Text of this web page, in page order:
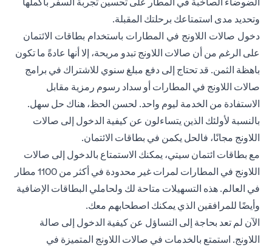
وتحديد مدى استمتاعك برحلتك المقبلة.
دخول صالات اللاونج في المطارات باستخدام بطاقات الائتمان
على الرغم من أن صالات اللاونج تبدو مريحة، إلا أنها عادةً ما تكون
باهظة الثمن. قد تحتاج إلى دفع مبلغ سنوي للاشتراك في برامج
صالات اللاونج في المطارات أو سداد رسوم رمزية مقابل
الاستفادة من الخدمة ليوم واحد. لحسن الحظ، هناك حل سهل.
بالنسبة لأولئك الذين يتساءلون عن كيفية الدخول إلى صالات
اللاونج مجانًا، فالحل يكمن في بطاقات الائتمان.
مع بطاقات ائتمان سيتي، يمكنك الاستمتاع بالدخول إلى صالات
اللاونج في المطارات لمرات غير محدودة في أكثر من 1100 مطار
في العالم. هذه التسهيلات متاحة لك ولحاملي البطاقات الإضافية
وأيضًا للمرافقين الذي يمكنك اصطحابهم معك.
الآن لم تعد بحاجة إلى التساؤل عن كيفية الدخول إلى صالة
اللاونج. استمتع بالخدمات في صالات اللاونج المتميزة في